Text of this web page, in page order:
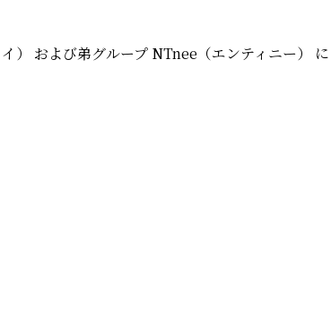
） および弟グループ NTnee（エンティニー）